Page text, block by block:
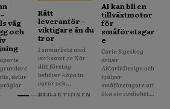
väg
och
delar
Rätt
leverantör –
viktigare än du
tror
I samarbete med
verksamt.se När
ditt företag
behöver köpa in
varor och...
REDAKTIONEN
AI kan bli en
tillväxtmotor
för
småföretagar
e
Carin Sigeskog
driver
AiCarinDesign och
hjälper
småföretagare att
öka sin synlighet...